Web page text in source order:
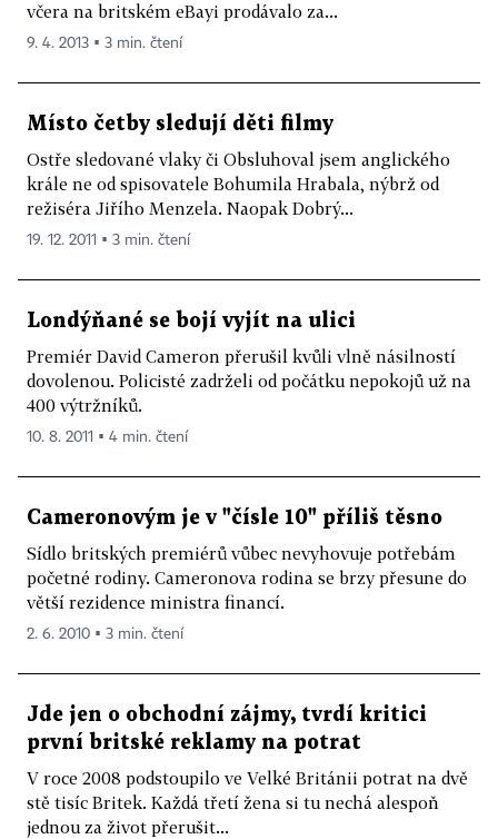
včera na britském eBayi prodávalo za...
9. 4. 2013 ▪ 3 min. čtení
Místo četby sledují děti filmy
Ostře sledované vlaky či Obsluhoval jsem anglického
krále ne od spisovatele Bohumila Hrabala, nýbrž od
režiséra Jiřího Menzela. Naopak Dobrý...
19. 12. 2011 ▪ 3 min. čtení
Londýňané se bojí vyjít na ulici
Premiér David Cameron přerušil kvůli vlně násilností
dovolenou. Policisté zadrželi od počátku nepokojů už na
400 výtržníků.
10. 8. 2011 ▪ 4 min. čtení
Cameronovým je v "čísle 10" příliš těsno
Sídlo britských premiérů vůbec nevyhovuje potřebám
početné rodiny. Cameronova rodina se brzy přesune do
větší rezidence ministra financí.
2. 6. 2010 ▪ 3 min. čtení
Jde jen o obchodní zájmy, tvrdí kritici
první britské reklamy na potrat
V roce 2008 podstoupilo ve Velké Británii potrat na dvě
stě tisíc Britek. Každá třetí žena si tu nechá alespoň
jednou za život přerušit...